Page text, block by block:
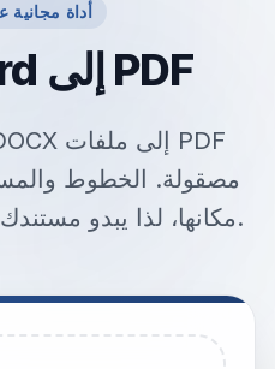
أداة مجانية
تحويل Word إلى PDF
مصقولة. الخطوط
مكانها، لذا يبدو مستندك نفسه للجميع عند فتحه.